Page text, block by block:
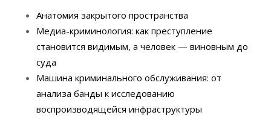
Анатомия закрытого пространства
Медиа-криминология: как преступление
становится видимым, а человек — виновным до
суда
Машина криминального обслуживания: от
анализа банды к исследованию
воспроизводящейся инфраструктуры